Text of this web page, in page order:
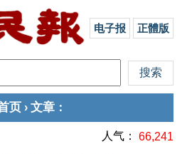
电子报 正體版
页 › 文章 ：
人气： 66,241